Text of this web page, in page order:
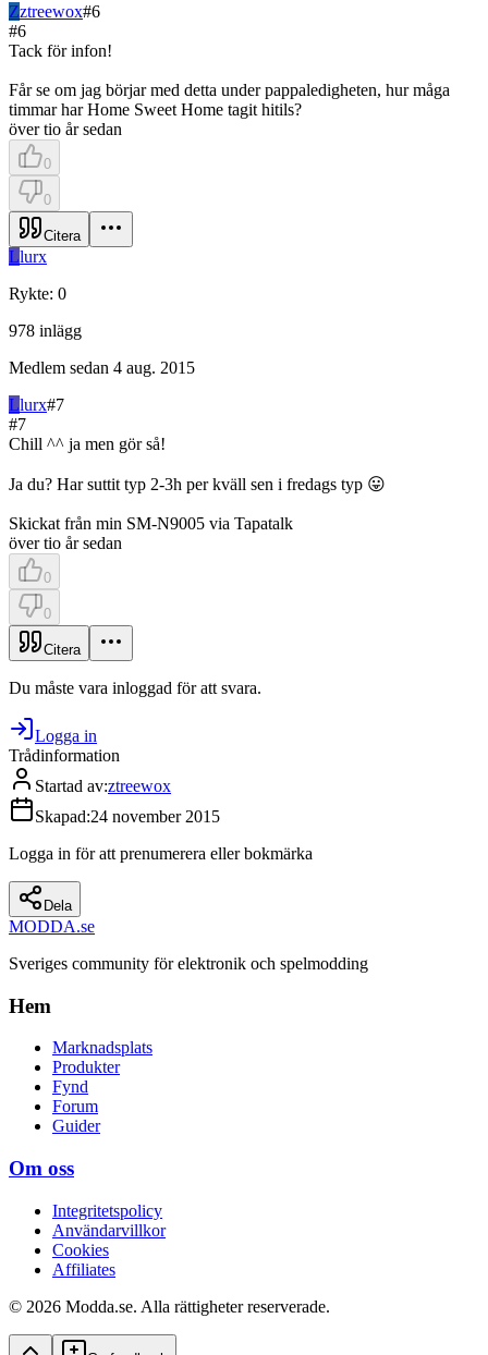
Zztreewox#6
#6
Tack för infon!
Får se om jag börjar med detta under pappaledigheten, hur måga
timmar har Home Sweet Home tagit hitils?
över tio år sedan
0
0
Citera
Llurx
Rykte: 0
978 inlägg
Medlem sedan 4 aug. 2015
Llurx#7
#7
Chill ^^ ja men gör så!
Ja du? Har suttit typ 2-3h per kväll sen i fredags typ 😛
Skickat från min SM-N9005 via Tapatalk
över tio år sedan
0
0
Citera
Du måste vara inloggad för att svara.
Logga in
Trådinformation
Startad av:ztreewox
Skapad:24 november 2015
Logga in för att prenumerera eller bokmärka
Dela
MODDA.se
Sveriges community för elektronik och spelmodding
Hem
Marknadsplats
Produkter
Fynd
Forum
Guider
Om oss
Integritetspolicy
Användarvillkor
Cookies
Affiliates
© 2026 Modda.se. Alla rättigheter reserverade.